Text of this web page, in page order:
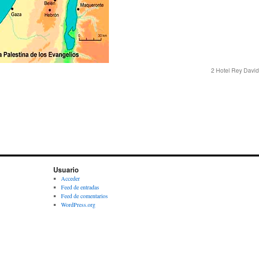
2 Hotel Rey David
Usuario
Acceder
Feed de entradas
Feed de comentarios
WordPress.org